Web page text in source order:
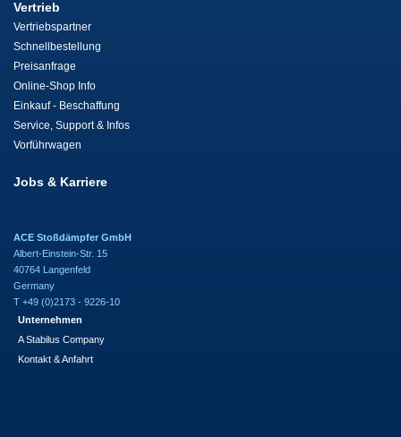
Vertrieb
Vertriebspartner
Schnellbestellung
Preisanfrage
Online-Shop Info
Einkauf - Beschaffung
Service, Support & Infos
Vorführwagen
Jobs & Karriere
ACE Stoßdämpfer GmbH
Albert-Einstein-Str. 15
40764 Langenfeld
Germany
T +49 (0)2173 - 9226-10
Unternehmen
A Stabilus Company
Kontakt & Anfahrt